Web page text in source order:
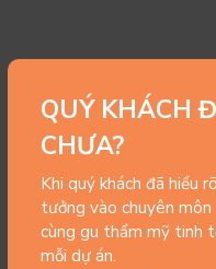
QUÝ KHÁCH
CHƯA?
Khi quý khách đã hiểu
tưởng vào chuyên môn
cùng gu thẩm mỹ tinh
mỗi dự án.